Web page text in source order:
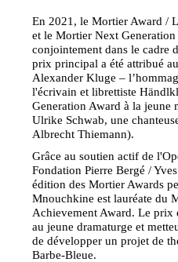
En 2021, le Mortier Award /
et le Mortier Next
conjointement dans le cadre
prix principal a été attribué
Alexander Kluge –
l'écrivain et librettiste
Generation Award à la jeune
Ulrike Schwab, une
Albrecht Thiemann).
Grâce au soutien actif de
Fondation Pierre Bergé /
édition des Mortier Awards
Mnouchkine est lauréate du
Achievement Award. Le prix
au jeune dramaturge et
de développer un projet de
Barbe-Bleue.